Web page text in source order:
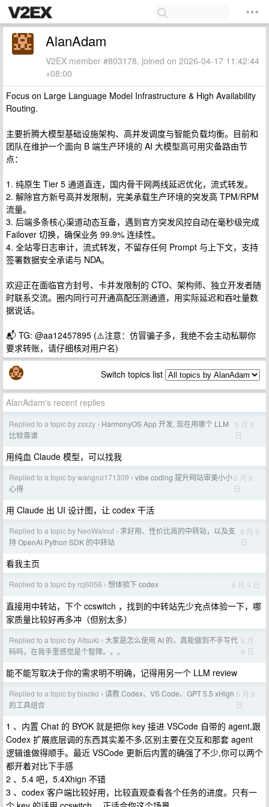
AlanAdam
V2EX member #803178, joined on 2026-04-17 11:42:44
+08:00
Focus on Large Language Model Infrastructure & High Availability
Routing.
主要折腾大模型基础设施架构、高并发调度与智能负载均衡。目前和
团队在维护一个面向 B 端生产环境的 AI 大模型高可用灾备路由节
点：
1. 纯原生 Tier 5 通道直连，国内骨干网两线延迟优化，流式转发。
2. 解除官方新号高并发限制，完美承载生产环境的突发高 TPM/RPM
流量。
3. 后端多条核心渠道动态互备，遇到官方突发风控自动在毫秒级完成
Failover 切换，确保业务 99.9% 连续性。
4. 全站零日志审计，流式转发，不留存任何 Prompt 与上下文，支持
签署数据安全承诺与 NDA。
欢迎正在面临官方封号、卡并发限制的 CTO、架构师、独立开发者随
时联系交流。圈内同行可开通高配压测通道，用实际延迟和吞吐量数
据说话。
📬 TG: @aa12457895 (⚠️注意：仿冒骗子多，我绝不会主动私聊你
要求转账，请仔细核对用户名)
Switch topics list
AlanAdam's recent replies
Replied to a topic by zsxzy › HarmonyOS App 开发, 现在用哪个 LLM
比较靠谱
6 月 9
日
用纯血 Claude 模型，可以找我
Replied to a topic by wangrui171309 › vibe coding 提升网站审美小小
心得
6 月 9
日
用 Claude 出 UI 设计图，让 codex 干活
Replied to a topic by NeoWalnut › 求好用、性价比高的中转站，以及支
持 OpenAI Python SDK 的中转站
6 月 9
日
看我主页
Replied to a topic by rcj6056 › 想体验下 codex 6 月 9 日
直接用中转站，下个 ccswitch ，找到的中转站先少充点体验一下，哪
家质量比较好再多冲（但别太多）
Replied to a topic by AItsuki › 大家是怎么使用 AI 的，真能做到不手写代
码吗，在我手里感觉是个智障。。。
6 月
9 日
能不能写取决于你的需求明不明确，记得用另一个 LLM review
Replied to a topic by blacko › 请教 Codex、VS Code、GPT 5.5 xHigh
的工具组合
6 月 9
日
1 、内置 Chat 的 BYOK 就是把你 key 接进 VSCode 自带的 agent,跟
Codex 扩展底层调的东西其实差不多,区别主要在交互和那套 agent
逻辑谁做得顺手。最近 VSCode 更新后内置的确强了不少,你可以两个
都开着对比下手感
2 、5.4 吧，5.4Xhign 不错
3 、codex 客户端比较好用，比较直观查看各个任务的进度。只有一